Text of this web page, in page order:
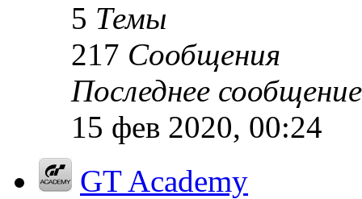
5 Темы
217 Сообщения
Последнее сообщение
15 фев 2020, 00:24
GT Academy